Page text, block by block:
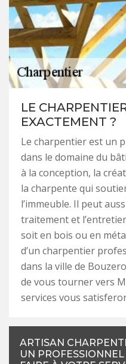
LE
EXACTEMENT ?
Le charpentier est un
dans le domaine du
à la conception, la
la charpente qui
l’immeuble. Il peut
traitement et
soit en bois ou en
d’un charpentier
dans la ville de
de vous tourner vers
services vous
ARTISAN
UN